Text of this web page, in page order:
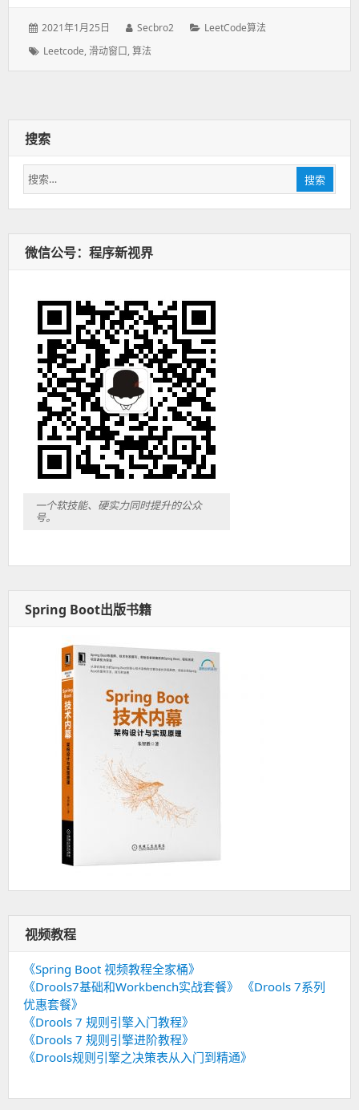
发
于：
2021年1月25日
作
者：
Secbro2
分
LeetCode算法
标
Leetcode,滑动窗口,算法
搜索
搜
索：
搜索
微信公号：程序新视界
一个软技能、硬实力同时提升的公众
号。
Spring Boot出版书籍
视频教程
《Spring Boot 视频教程全家桶》
《Drools7基础和Workbench实战套餐》
《Drools 7系列
优惠套餐》
《Drools 7 规则引擎入门教程》
《Drools 7 规则引擎进阶教程》
《Drools规则引擎之决策表从入门到精通》